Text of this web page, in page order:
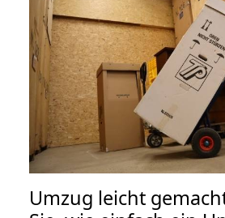
Umzug leicht